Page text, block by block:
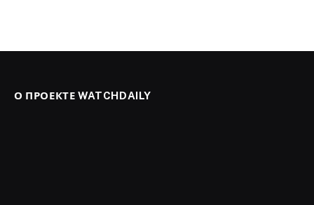
О ПРОЕКТЕ WATCHDAILY